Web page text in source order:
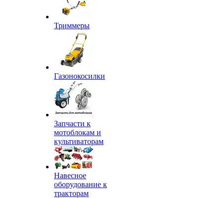
Триммеры
Газонокосилки
Запчасти к
мотоблокам и
культиваторам
Навесное
оборудование к
тракторам